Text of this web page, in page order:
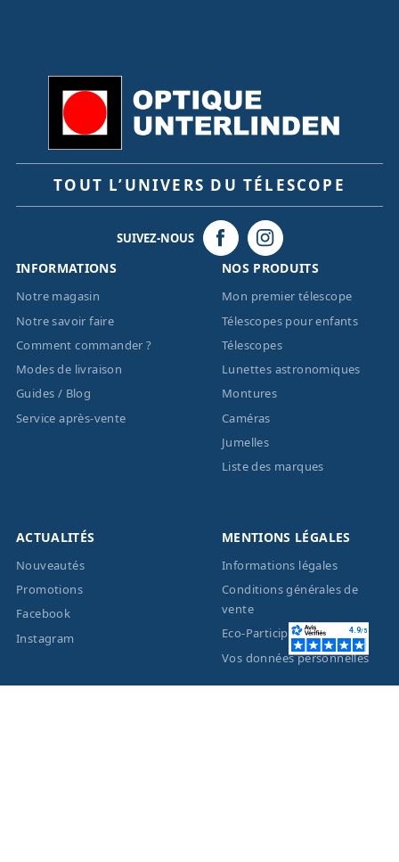
TOUT L’UNIVERS DU TÉLESCOPE
SUIVEZ-NOUS
INFORMATIONS
Notre magasin
Notre savoir faire
Comment commander ?
Modes de livraison
Guides / Blog
Service après-vente
NOS PRODUITS
Mon premier télescope
Télescopes pour enfants
Télescopes
Lunettes astronomiques
Montures
Caméras
Jumelles
Liste des marques
ACTUALITÉS
Nouveautés
Promotions
Facebook
Instagram
MENTIONS LÉGALES
Informations légales
Conditions générales de
vente
Eco-Participation
Vos données personnelles